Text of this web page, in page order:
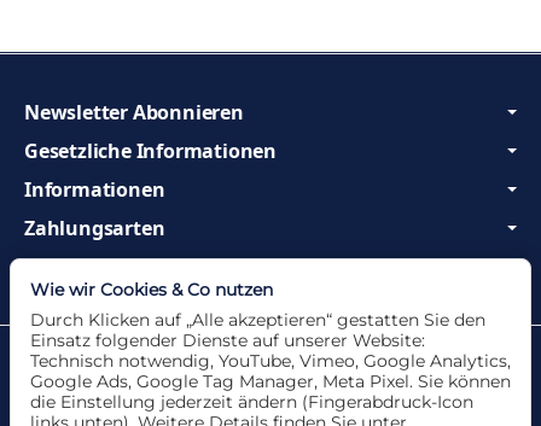
Gesetzliche Informationen
Informationen
Zahlungsarten
Wir sind Profis und beraten Sie gerne!
Newsletter Abonnieren
Datenschutzerklärung•Impressum
Wie wir Cookies & Co nutzen
Durch Klicken auf „Alle akzeptieren“ gestatten Sie den
Einsatz folgender Dienste auf unserer Website:
Technisch notwendig, YouTube, Vimeo, Google Analytics,
Google Ads, Google Tag Manager, Meta Pixel. Sie können
die Einstellung jederzeit ändern (Fingerabdruck-Icon